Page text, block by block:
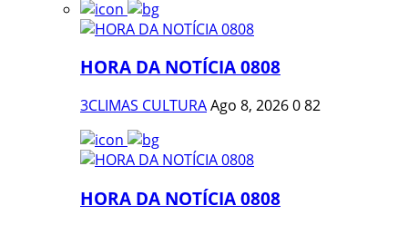
HORA DA NOTÍCIA 0808
3CLIMAS CULTURAAgo 8, 2026082
HORA DA NOTÍCIA 0808